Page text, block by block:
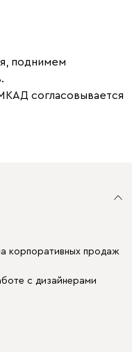
поднимем
согласовывается
корпоративных продаж
с дизайнерами